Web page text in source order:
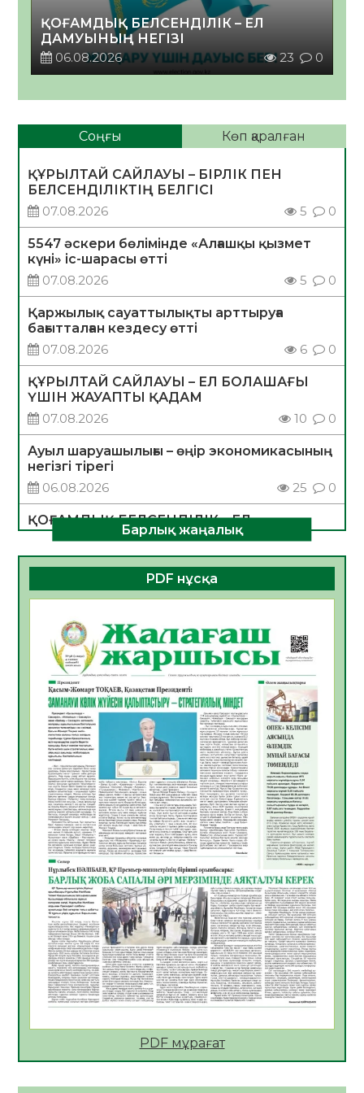
ҚОҒАМДЫҚ БЕЛСЕНДІЛІК – ЕЛ
ДАМУЫНЫҢ НЕГІЗІ
06.08.2026
23 0
Соңғы Көп қаралған
ҚҰРЫЛТАЙ САЙЛАУЫ – БІРЛІК ПЕН
БЕЛСЕНДІЛІКТІҢ БЕЛГІСІ
07.08.2026
5 0
5547 әскери бөлімінде «Алғашқы қызмет
күні» іс-шарасы өтті
07.08.2026
5 0
Қаржылық сауаттылықты арттыруға
бағытталған кездесу өтті
07.08.2026
6 0
ҚҰРЫЛТАЙ САЙЛАУЫ – ЕЛ БОЛАШАҒЫ
ҮШІН ЖАУАПТЫ ҚАДАМ
07.08.2026
10 0
Ауыл шаруашылығы – өңір экономикасының
негізгі тірегі
06.08.2026
25 0
ҚОҒАМДЫҚ БЕЛСЕНДІЛІК – ЕЛ
ДАМУЫНЫҢ НЕГІЗІ
06.08.2026
23 0
ҚҰРЫЛТАЙ САЙЛАУЫ – БОЛАШАҚҚА
БАСТАР ЖАУАПТЫ ТАҢДАУ
06.08.2026
Инфекциялық ауруларға қарсы иммундау
жұмыстарының тиімділігі
06.08.2026
27
Көкжөтел ауруы туралы
06.08.2026
24
АПВ вакцинасы туралы мәлімет
06.08.2026
25
Open Air: Қызылорда облысы полиция
департаменті 20 мыңнан астам
көрерменнің қауіпсіздігін қамтамасыз етті
06.08.2026
37
ҚЫЗЫЛОРДАДА «САНАЛЫ ҰРПАҚ –
ЖАРҚЫН БОЛАШАҚ» АТТЫ КЕҢЕЙТІЛГЕН
МӘЖІЛІС ӨТТІ
05.08.2026
37
Қазақстан Орталық Азиядағы көшуге ең
азаматтың міндеті
Барлық жаңалық
PDF нұсқа
PDF мұрағат